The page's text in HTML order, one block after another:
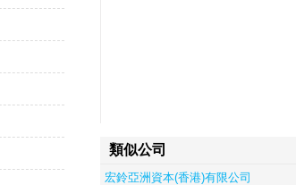
類似公司
宏鈴亞洲資本(香港)有限公司